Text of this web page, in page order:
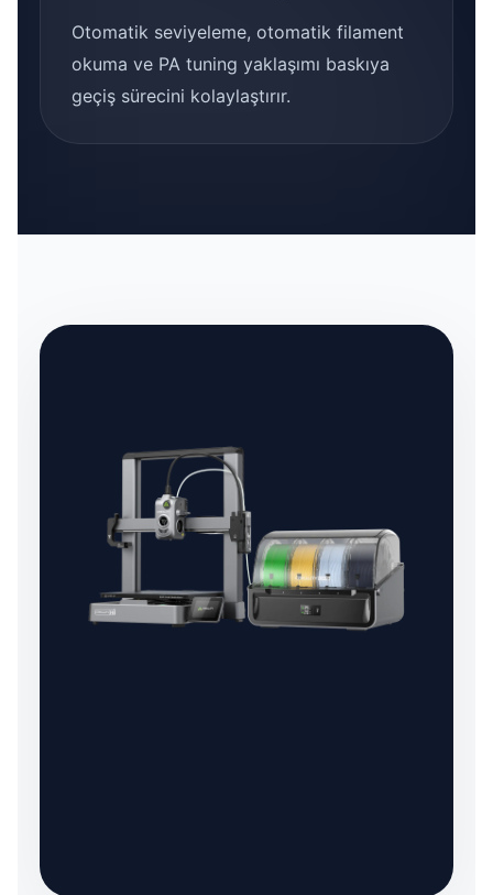
Otomatik seviyeleme, otomatik filament
okuma ve PA tuning yaklaşımı baskıya
geçiş sürecini kolaylaştırır.